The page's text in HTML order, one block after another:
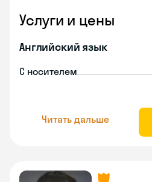
Услуги и цены
Английский язык
С носителем
Читать дальше